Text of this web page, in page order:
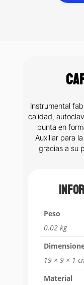
Instrumental
calidad,
punta en
Auxiliar para
gracias a su
Peso
0.02 kg
19 × 9 × 1
Material